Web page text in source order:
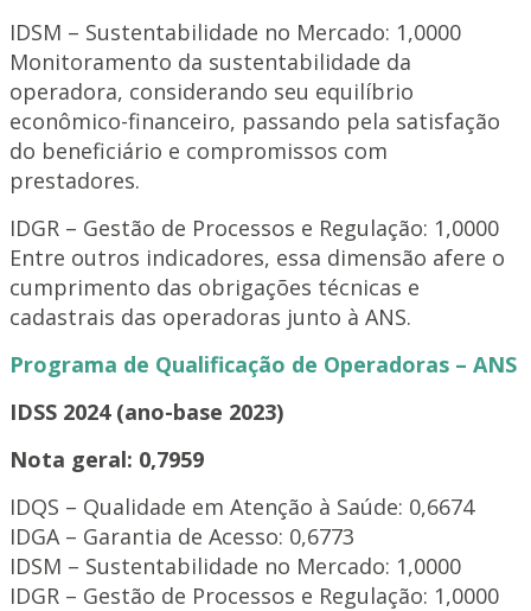
IDSM – Sustentabilidade no Mercado: 1,0000
Monitoramento da sustentabilidade da
operadora, considerando seu equilíbrio
econômico-financeiro, passando pela satisfação
do beneficiário e compromissos com
prestadores.
IDGR – Gestão de Processos e Regulação: 1,0000
Entre outros indicadores, essa dimensão afere o
cumprimento das obrigações técnicas e
cadastrais das operadoras junto à ANS.
Programa de Qualificação de Operadoras – ANS
IDSS 2024 (ano-base 2023)
Nota geral: 0,7959
IDQS – Qualidade em Atenção à Saúde: 0,6674
IDGA – Garantia de Acesso: 0,6773
IDSM – Sustentabilidade no Mercado: 1,0000
IDGR – Gestão de Processos e Regulação: 1,0000